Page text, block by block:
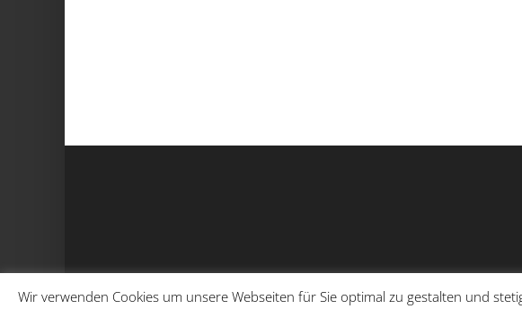
Wir verwenden Cookies um unsere Webseiten für Sie optimal zu gestalten und